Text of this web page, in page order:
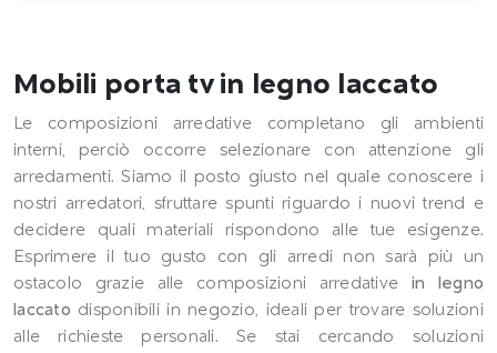
Mobili porta tv in legno laccato
Le composizioni arredative completano gli ambienti
interni, perciò occorre selezionare con attenzione gli
arredamenti. Siamo il posto giusto nel quale conoscere i
nostri arredatori, sfruttare spunti riguardo i nuovi trend e
decidere quali materiali rispondono alle tue esigenze.
Esprimere il tuo gusto con gli arredi non sarà più un
ostacolo grazie alle composizioni arredative in legno
laccato disponibili in negozio, ideali per trovare soluzioni
alle richieste personali. Se stai cercando soluzioni